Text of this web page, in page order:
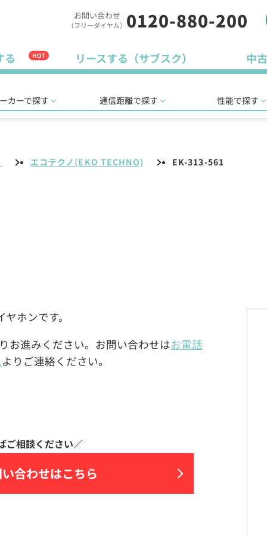
お問い合わせ
（フリーダイヤル） 0120-880-200
る HOT リースする（サブスク） 中
カーで探す 通信距離で探す 性能で探す
エコテクノ(EKO TECHNO) EK-313-561
ホンです。
お進みください。お問い合わせはお電話
よりご連絡ください。
合わせはこちら